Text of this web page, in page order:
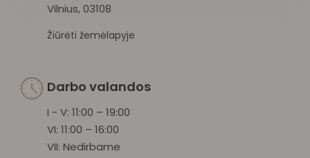
Vilnius, 03108
Žiūrėti žemėlapyje
Darbo valandos
I - V: 11:00 – 19:00
VI: 11:00 – 16:00
VII: Nedirbame